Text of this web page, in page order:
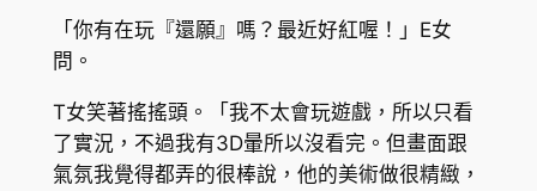
「你有在玩『還願』嗎？最近好紅喔！」E女
問。
T女笑著搖搖頭。「我不太會玩遊戲，所以只看
了實況，不過我有3D暈所以沒看完。但畫面跟
氣氛我覺得都弄的很棒說，他的美術做很精緻，